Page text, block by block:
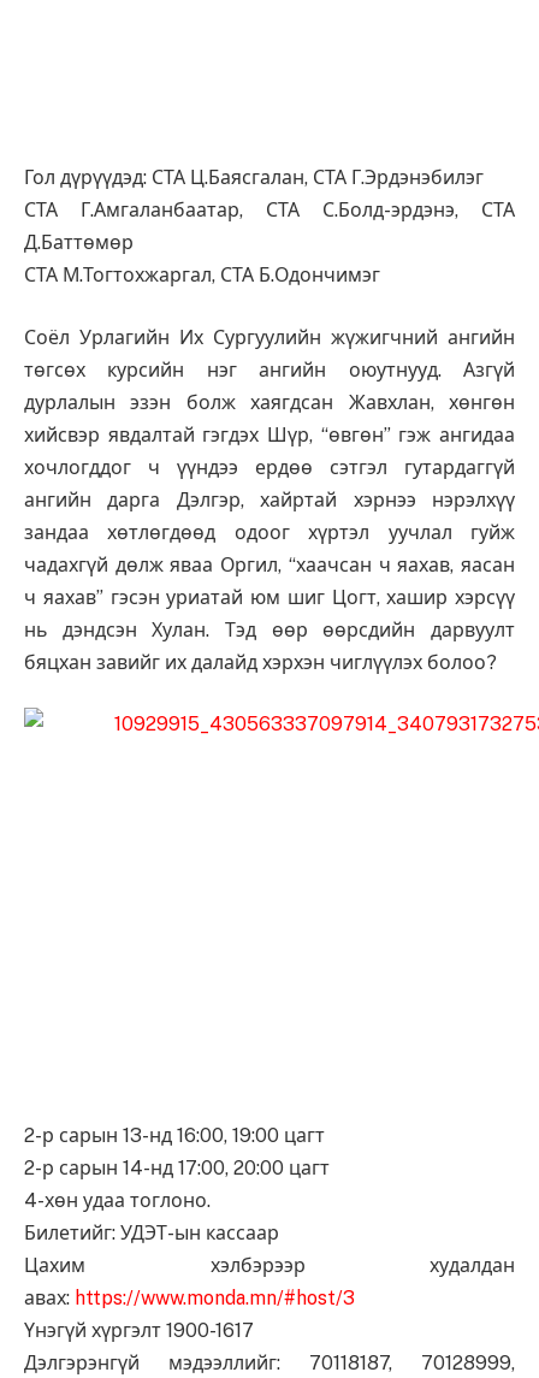
Гол дүрүүдэд: СТА Ц.Баясгалан, СТА Г.Эрдэнэбилэг
СТА Г.Амгаланбаатар, СТА С.Болд-эрдэнэ, СТА
Д.Баттөмөр
СТА М.Тогтохжаргал, СТА Б.Одончимэг
Соёл Урлагийн Их Сургуулийн жүжигчний ангийн
төгсөх курсийн нэг ангийн оюутнууд. Азгүй
дурлалын эзэн болж хаягдсан Жавхлан, хөнгөн
хийсвэр явдалтай гэгдэх Шүр, “өвгөн” гэж ангидаа
хочлогддог ч үүндээ ердөө сэтгэл гутардаггүй
ангийн дарга Дэлгэр, хайртай хэрнээ нэрэлхүү
зандаа хөтлөгдөөд одоог хүртэл уучлал гуйж
чадахгүй дөлж яваа Оргил, “хаачсан ч яахав, яасан
ч яахав” гэсэн уриатай юм шиг Цогт, хашир хэрсүү
нь дэндсэн Хулан. Тэд өөр өөрсдийн дарвуулт
бяцхан завийг их далайд хэрхэн чиглүүлэх болоо?
2-р сарын 13-нд 16:00, 19:00 цагт
2-р сарын 14-нд 17:00, 20:00 цагт
4-хөн удаа тоглоно.
Билетийг: УДЭТ-ын кассаар
Цахим хэлбэрээр худалдан
авах: https://www.monda.mn/#host/3
Үнэгүй хүргэлт 1900-1617
Дэлгэрэнгүй мэдээллийг: 70118187, 70128999,